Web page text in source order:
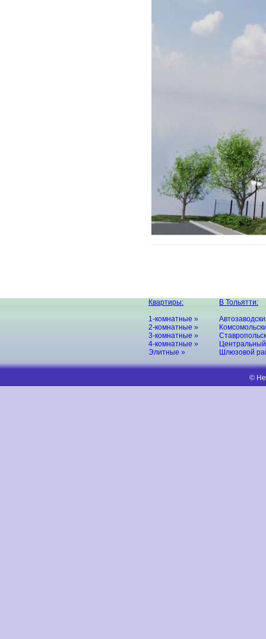
Квартиры:
1-комнатные »
2-комнатные »
3-комнатные »
4-комнатные »
Элитные »
В Тольятти:
Шлюзовой
©